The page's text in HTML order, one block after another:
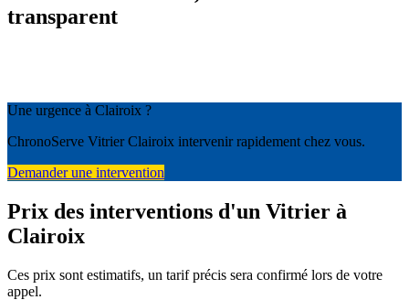
transparent
Une urgence à Clairoix ?
ChronoServe Vitrier Clairoix intervenir rapidement chez vous.
Demander une intervention
Prix des interventions d'un Vitrier à
Clairoix
Ces prix sont estimatifs, un tarif précis sera confirmé lors de votre
appel.